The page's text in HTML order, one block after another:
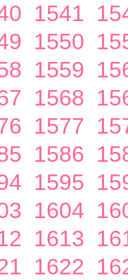
1541
1550
1559
1568
1577
1586
1595
1604
1613
1622